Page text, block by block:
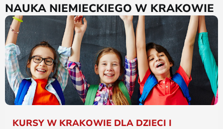
NAUKA NIEMIECKIEGO W KRAKOWIE
KURSY W KRAKOWIE DLA DZIECI I